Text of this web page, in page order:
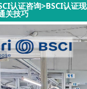
认证咨询>BSCI认证
关技巧